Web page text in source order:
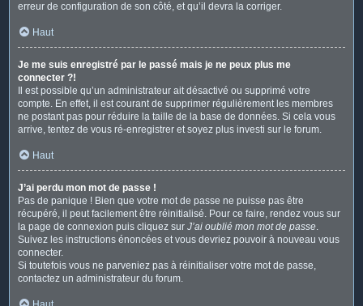
erreur de configuration de son côté, et qu’il devra la corriger.
Haut
Je me suis enregistré par le passé mais je ne peux plus me
connecter ?!
Il est possible qu’un administrateur ait désactivé ou supprimé votre
compte. En effet, il est courant de supprimer régulièrement les membres
ne postant pas pour réduire la taille de la base de données. Si cela vous
arrive, tentez de vous ré-enregistrer et soyez plus investi sur le forum.
Haut
J’ai perdu mon mot de passe !
Pas de panique ! Bien que votre mot de passe ne puisse pas être
récupéré, il peut facilement être réinitialisé. Pour ce faire, rendez vous sur
la page de connexion puis cliquez sur J’ai oublié mon mot de passe.
Suivez les instructions énoncées et vous devriez pouvoir à nouveau vous
connecter.
Si toutefois vous ne parveniez pas à réinitialiser votre mot de passe,
contactez un administrateur du forum.